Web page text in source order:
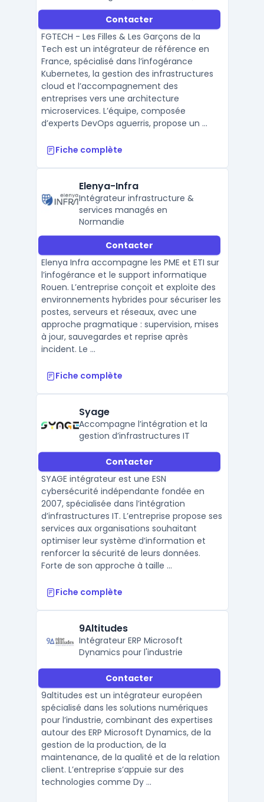
architecture microservices,
gestion d’infrastructures cloud
et propose des formations
DevOps en entreprise.
Contacter
FGTECH - Les Filles & Les Garçons de la
Tech est un intégrateur de référence en
France, spécialisé dans l’infogérance
Kubernetes, la gestion des infrastructures
cloud et l’accompagnement des
entreprises vers une architecture
microservices. L’équipe, composée
d’experts DevOps aguerris, propose un ...
Fiche complète
Elenya-Infra
Intégrateur infrastructure &
services managés en
Normandie
Contacter
Elenya Infra accompagne les PME et ETI sur
l’infogérance et le support informatique
Rouen. L’entreprise conçoit et exploite des
environnements hybrides pour sécuriser les
postes, serveurs et réseaux, avec une
approche pragmatique : supervision, mises
à jour, sauvegardes et reprise après
incident. Le ...
Fiche complète
Syage
Accompagne l’intégration et la
gestion d’infrastructures IT
Contacter
SYAGE intégrateur est une ESN
cybersécurité indépendante fondée en
2007, spécialisée dans l’intégration
d’infrastructures IT. L’entreprise propose ses
services aux organisations souhaitant
optimiser leur système d’information et
renforcer la sécurité de leurs données.
Forte de son approche à taille ...
Fiche complète
9Altitudes
Intégrateur ERP Microsoft
Dynamics pour l'industrie
Contacter
9altitudes est un intégrateur européen
spécialisé dans les solutions numériques
pour l’industrie, combinant des expertises
autour des ERP Microsoft Dynamics, de la
gestion de la production, de la
maintenance, de la qualité et de la relation
client. L’entreprise s’appuie sur des
technologies comme Dy ...